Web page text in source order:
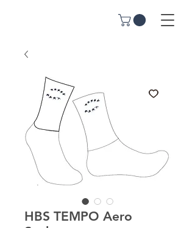
HBS TEMPO Aero